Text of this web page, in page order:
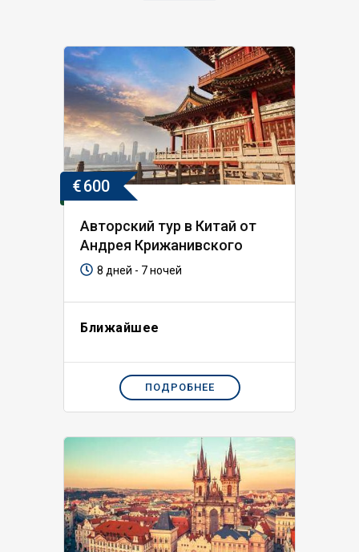
€600
Авторский тур в Китай от
Андрея Крижанивского
8 дней - 7 ночей
Ближайшее
ПОДРОБНЕЕ